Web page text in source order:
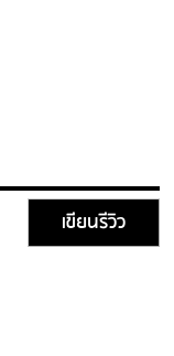
เขียนรีวิว